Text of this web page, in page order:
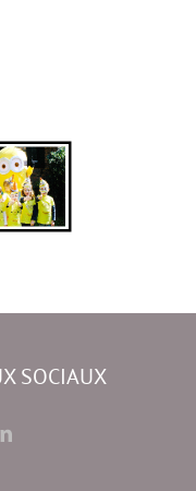
SOCIAUX